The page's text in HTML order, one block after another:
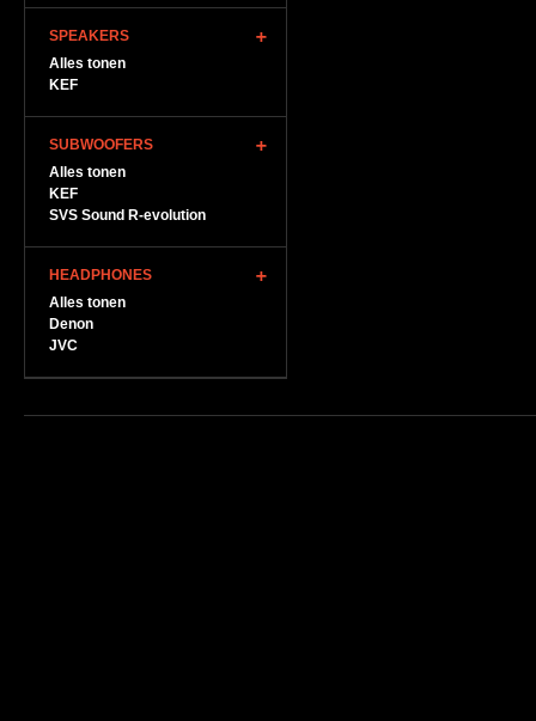
SPEAKERS
Alles tonen
KEF
SUBWOOFERS
Alles tonen
KEF
SVS Sound R-evolution
HEADPHONES
Alles tonen
Denon
JVC